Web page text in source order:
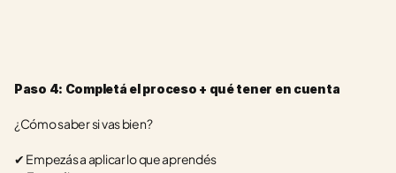
Paso 4: Completá el proceso + qué tener en cuenta
¿Cómo saber si vas bien?
✔ Empezás a aplicar lo que aprendés